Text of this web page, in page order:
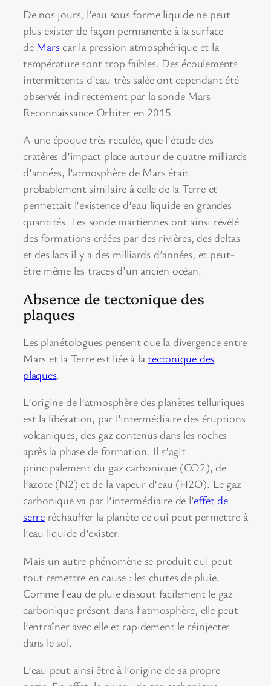
De nos jours, l’eau sous forme liquide ne peut
plus exister de façon permanente à la surface
de Marscar la pression atmosphérique et la
température sont trop faibles. Des écoulements
intermittents d’eau très salée ont cependant été
observés indirectement par la sonde Mars
Reconnaissance Orbiter en 2015.
A une époque très reculée, que l’étude des
cratères d’impact place autour de quatre milliards
d’années, l’atmosphère de Mars était
probablement similaire à celle de la Terre et
permettait l’existence d’eau liquide en grandes
quantités. Les sonde martiennes ont ainsi révélé
des formations créées par des rivières, des deltas
et des lacs il y a des milliards d’années, et peut-
être même les traces d’un ancien océan.
Absence de tectonique des
plaques
Les planétologues pensent que la divergence entre
Mars et la Terre est liée à latectonique des
plaques.
L’origine de l’atmosphère des planètes telluriques
est la libération, par l’intermédiaire des éruptions
volcaniques, des gaz contenus dans les roches
après la phase de formation. Il s’agit
principalement du gaz carbonique (CO2), de
l’azote (N2) et de la vapeur d’eau (H2O). Le gaz
carbonique va par l’intermédiaire de l’effet de
serreréchauffer la planète ce qui peut permettre à
l’eau liquide d’exister.
Mais un autre phénomène se produit qui peut
tout remettre en cause : les chutes de pluie.
Comme l’eau de pluie dissout facilement le gaz
carbonique présent dans l’atmosphère, elle peut
l’entraîner avec elle et rapidement le réinjecter
dans le sol.
L’eau peut ainsi être à l’origine de sa propre